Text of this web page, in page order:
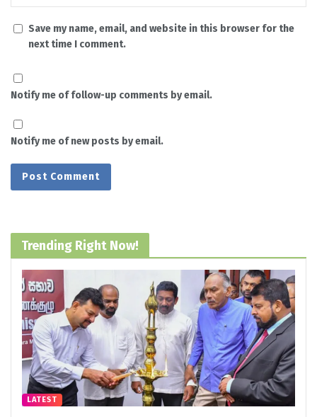
Save my name, email, and website in this browser for the
next time I comment.
Notify me of follow-up comments by email.
Notify me of new posts by email.
Trending Right Now!
LATEST